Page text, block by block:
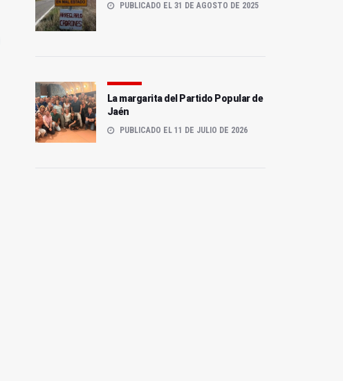
PUBLICADO EL 31 DE AGOSTO DE 2025
La margarita del Partido Popular de
Jaén
PUBLICADO EL 11 DE JULIO DE 2026